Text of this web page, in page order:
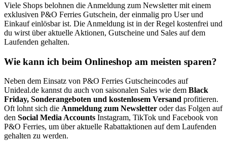
Viele Shops belohnen die Anmeldung zum Newsletter mit einem
exklusiven P&O Ferries Gutschein, der einmalig pro User und
Einkauf einlösbar ist. Die Anmeldung ist in der Regel kostenfrei und
du wirst über aktuelle Aktionen, Gutscheine und Sales auf dem
Laufenden gehalten.
Wie kann ich beim Onlineshop am meisten sparen?
Neben dem Einsatz von P&O Ferries Gutscheincodes auf
Unideal.de kannst du auch von saisonalen Sales wie dem Black
Friday, Sonderangeboten und kostenlosem Versand profitieren.
Oft lohnt sich die Anmeldung zum Newsletter oder das Folgen auf
den Social Media Accounts Instagram, TikTok und Facebook von
P&O Ferries, um über aktuelle Rabattaktionen auf dem Laufenden
gehalten zu werden.